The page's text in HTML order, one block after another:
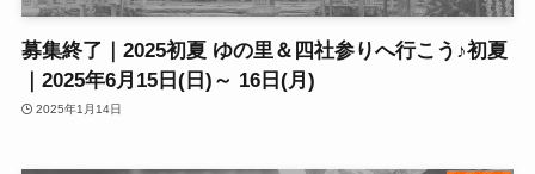
募集終了｜2025初夏 ゆの里＆四社参りへ行こう♪初夏
｜2025年6月15日(日)～ 16日(月)
2025年1月14日